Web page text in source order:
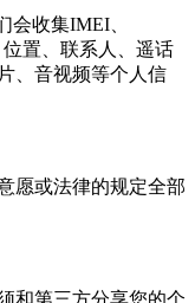
会收集IMEI、
置、联系人、遥话
、音视频等个人信
愿或法律的规定全部
和第三方分享您的个